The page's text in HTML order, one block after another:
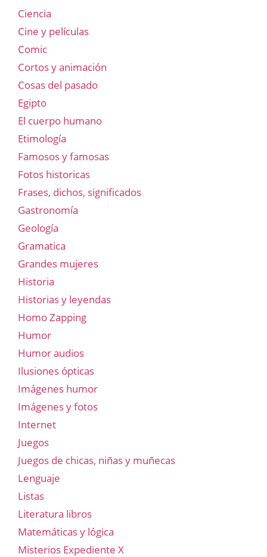
Ciencia
Cine y películas
Comic
Cortos y animación
Cosas del pasado
Egipto
El cuerpo humano
Etimología
Famosos y famosas
Fotos historicas
Frases, dichos, significados
Gastronomía
Geología
Gramatica
Grandes mujeres
Historia
Historias y leyendas
Homo Zapping
Humor
Humor audios
Ilusiones ópticas
Imágenes humor
Imágenes y fotos
Internet
Juegos
Juegos de chicas, niñas y muñecas
Lenguaje
Listas
Literatura libros
Matemáticas y lógica
Misterios Expediente X